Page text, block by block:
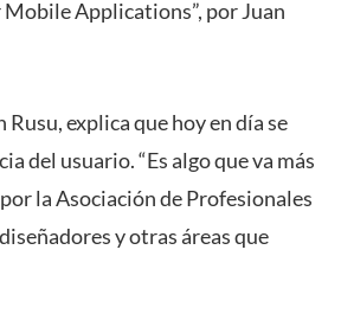
Applications”, por Juan
explica que hoy en día se
del usuario. “Es algo que va más
la Asociación de Profesionales
y otras áreas que